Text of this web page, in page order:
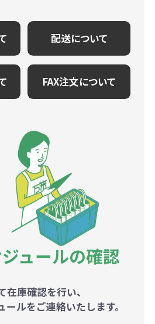
配送について
FAX注文について
ュールの確認
在庫確認を行い、
ルをご連絡いたします。